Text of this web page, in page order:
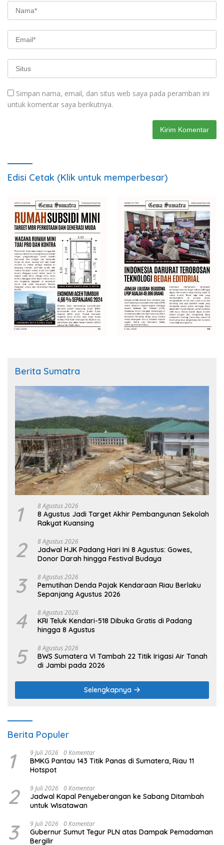
Simpan nama, email, dan situs web saya pada peramban ini
untuk komentar saya berikutnya.
Edisi Cetak (Klik untuk memperbesar)
Berita Sumatra
1 8 Agustus 2026
8 Agustus Jadi Target Akhir Pembangunan Sekolah
Rakyat Kuansing
2 8 Agustus 2026
Jadwal HJK Padang Hari Ini 8 Agustus: Gowes,
Donor Darah hingga Festival Budaya
3 8 Agustus 2026
Pemutihan Denda Pajak Kendaraan Riau Berlaku
Sepanjang Agustus 2026
4 8 Agustus 2026
KRI Teluk Kendari-518 Dibuka Gratis di Padang
hingga 8 Agustus
5 8 Agustus 2026
BWS Sumatera VI Tambah 22 Titik Irigasi Air Tanah
di Jambi pada 2026
Selengkapnya
Berita Populer
1 9 Juli 2026 0 Komentar
BMKG Pantau 143 Titik Panas di Sumatera, Riau 11
Hotspot
2 9 Juli 2026 0 Komentar
Jadwal Kapal Penyeberangan ke Sabang Ditambah
untuk Wisatawan
3 9 Juli 2026 0 Komentar
Gubernur Sumut Tegur PLN atas Dampak Pemadaman
Bergilir